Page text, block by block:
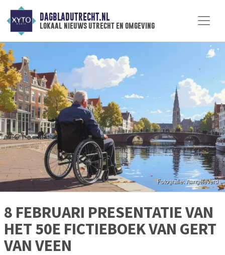
DAGBLADUTRECHT.NL
lokaal nieuws utrecht en omgeving
8 FEBRUARI PRESENTATIE VAN
HET 50E FICTIEBOEK VAN GERT
VAN VEEN